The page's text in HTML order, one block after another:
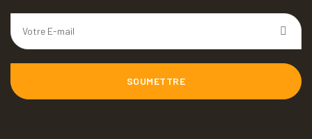
SOUMETTRE